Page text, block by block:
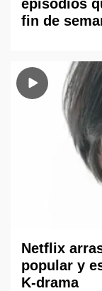
episodios
fin de
Netflix
popular y
K-drama